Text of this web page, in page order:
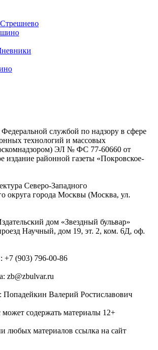
Федеральной службой по надзору в сфере
технологий и массовых
ЭЛ № ФС 77-60660 от
издание районной газеты «Покровское-
Северо-Западного
округа города Москвы (Москва, ул.
дом «Звездный бульвар»
Научный, дом 19, эт. 2, ком. 6Д, оф.
+7 (903) 796-00-86
zb@zbulvar.ru
Попадейкин Валерий Ростиславович
содержать материалы 12+
любых материалов ссылка на сайт